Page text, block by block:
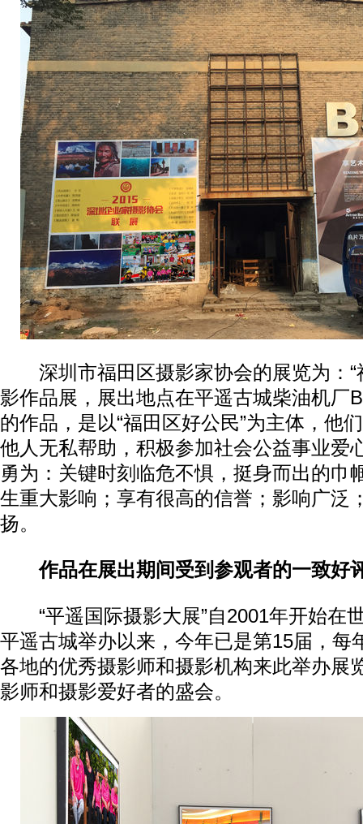
深圳市福田区摄影家协会的展览为：“
影作品展，展出地点在平遥古城柴油机厂
的作品，是以“福田区好公民”为主体，他
他人无私帮助，积极参加社会公益事业爱
勇为：关键时刻临危不惧，挺身而出的巾
生重大影响；享有很高的信誉；影响广泛
扬。
作品在展出期间受到参观者的一致好
“平遥国际摄影大展”自2001年开始在
平遥古城举办以来，今年已是第15届，每
各地的优秀摄影师和摄影机构来此举办展
影师和摄影爱好者的盛会。